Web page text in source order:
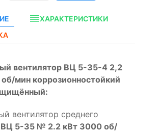
ХАРАКТЕРИСТИКИ
вентилятор ВЦ 5-35-4 2,2
мин коррозионностойкий
вентилятор среднего
ВЦ 5-35 № 2.2 кВт 3000 об/